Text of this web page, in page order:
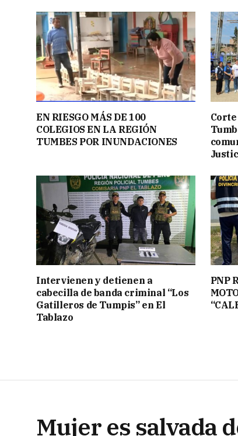
EN RIESGO MÁS DE 100
COLEGIOS EN LA REGIÓN
TUMBES POR INUNDACIONES
Intervienen y detienen a
cabecilla de banda criminal “Los
Gatilleros de Tumpis” en El
Tablazo
PNP
Mujer es salvada